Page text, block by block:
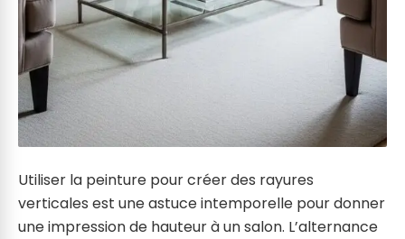
Utiliser la peinture pour créer des rayures
verticales est une astuce intemporelle pour donner
une impression de hauteur à un salon. L’alternance